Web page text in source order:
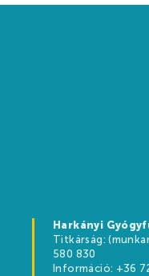
Ajándékutalványok
NYITVATARTÁS
Harkányi
Titkárság:
580 830
Információ: +36